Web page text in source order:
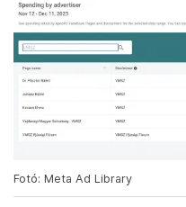
Fotó: Meta Ad Library